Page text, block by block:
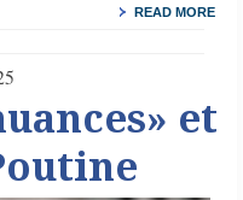
READ MORE
et